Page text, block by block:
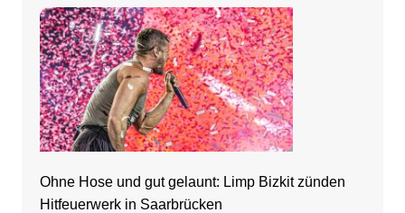
Ohne Hose und gut gelaunt: Limp Bizkit zünden
Hitfeuerwerk in Saarbrücken